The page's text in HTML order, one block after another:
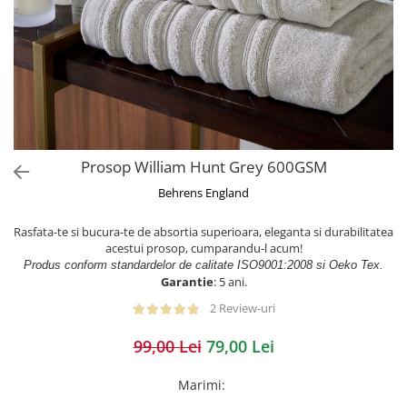
Prosop William Hunt Grey 600GSM
Behrens England
Rasfata-te si bucura-te de absortia superioara, eleganta si durabilitatea
acestui prosop, cumparandu-l acum!
Produs conform standardelor de calitate ISO9001:2008 si Oeko Tex.
Garantie: 5 ani.
2 Review-uri
99,00 Lei 79,00 Lei
Marimi: